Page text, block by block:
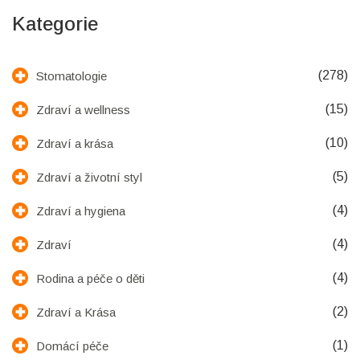
Kategorie
Stomatologie (278)
Zdraví a wellness (15)
Zdraví a krása (10)
Zdraví a životní styl (5)
Zdraví a hygiena (4)
Zdraví (4)
Rodina a péče o děti (4)
Zdraví a Krása (2)
Domácí péče (1)